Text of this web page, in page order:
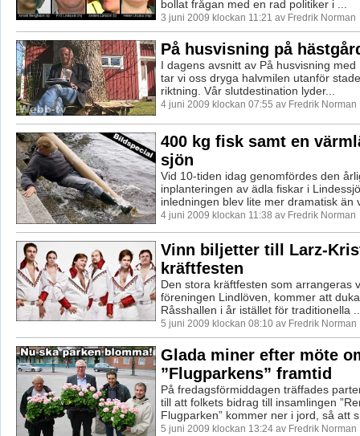
bollat frågan med en rad politiker i ...
3 juni 2009 klockan 11:21 av Fredrik Norman
På husvisning på
I dagens avsnitt av På husvisning med
tar vi oss dryga halvmilen utanför
riktning. Vår slutdestination lyder...
4 juni 2009 klockan 07:55 av Fredrik Norman
400 kg fisk samt en
sjön
Vid 10-tiden idag genomfördes den
inplanteringen av ädla fiskar i
inledningen blev lite mer dramatisk än
4 juni 2009 klockan 11:38 av Fredrik Norman
Vinn biljetter till Larz-
kräftfesten
Den stora kräftfesten som arrangeras
föreningen Lindlöven, kommer att
Råsshallen i år istället för traditionella
5 juni 2009 klockan 08:10 av Fredrik Norman
Glada miner efter möte
”Flugparkens” framtid
På fredagsförmiddagen träffades
till att folkets bidrag till insamlingen
Flugparken” kommer ner i jord, så att
5 juni 2009 klockan 13:24 av Fredrik Norman